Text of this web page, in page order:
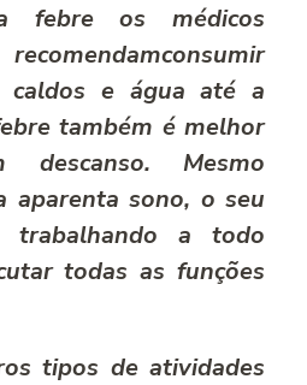
febre os médicos
caldos e água até a
também é melhor
descanso. Mesmo
aparenta sono, o seu
trabalhando a todo
todas as funções
tipos de atividades